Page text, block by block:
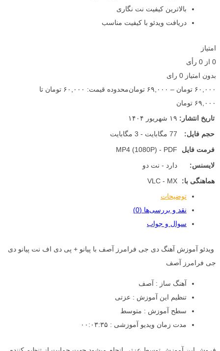
بالاترین کیفیت نت نگاری
دریافت ویدئو با کیفیت مناسب
امتیاز
0 از 0 رأی
بدون امتیاز 0 رای
۶۰,۰۰۰ تومان – ۶۹,۰۰۰ تومان
محدوده قیمت: ۶۰,۰۰۰ تومان تا
۶۹,۰۰۰ تومان
تاریخ انتشار: ۱۹ شهریور ۱۴۰۴
حجم فایل:
77 مگابایت - 3 مگابایت
فرمت فایل
MP4 (1080P) - PDF
لایسنس:
دارد - نت دو
هماهنگی با:
VLC - MX
توضیحات
نقد و بررسی‌ها (0)
سوال و جواب
ویدئو آموزش آهنگ دی جی فرامرز آصف با پیانو + پی دی اف نت پیانو دی
جی فرامرز آصف
آهنگ ساز : آصف
تنظیم این آموزش : عزتی
سطح آموزش : متوسط
مدت زمان ویدیو آموزشی : ۰۰:۰۳:۳۵